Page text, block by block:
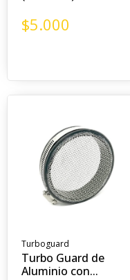
$5.000
Turboguard
Turbo Guard de
Aluminio con...